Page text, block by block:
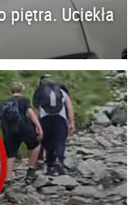
piętra. Uciekła